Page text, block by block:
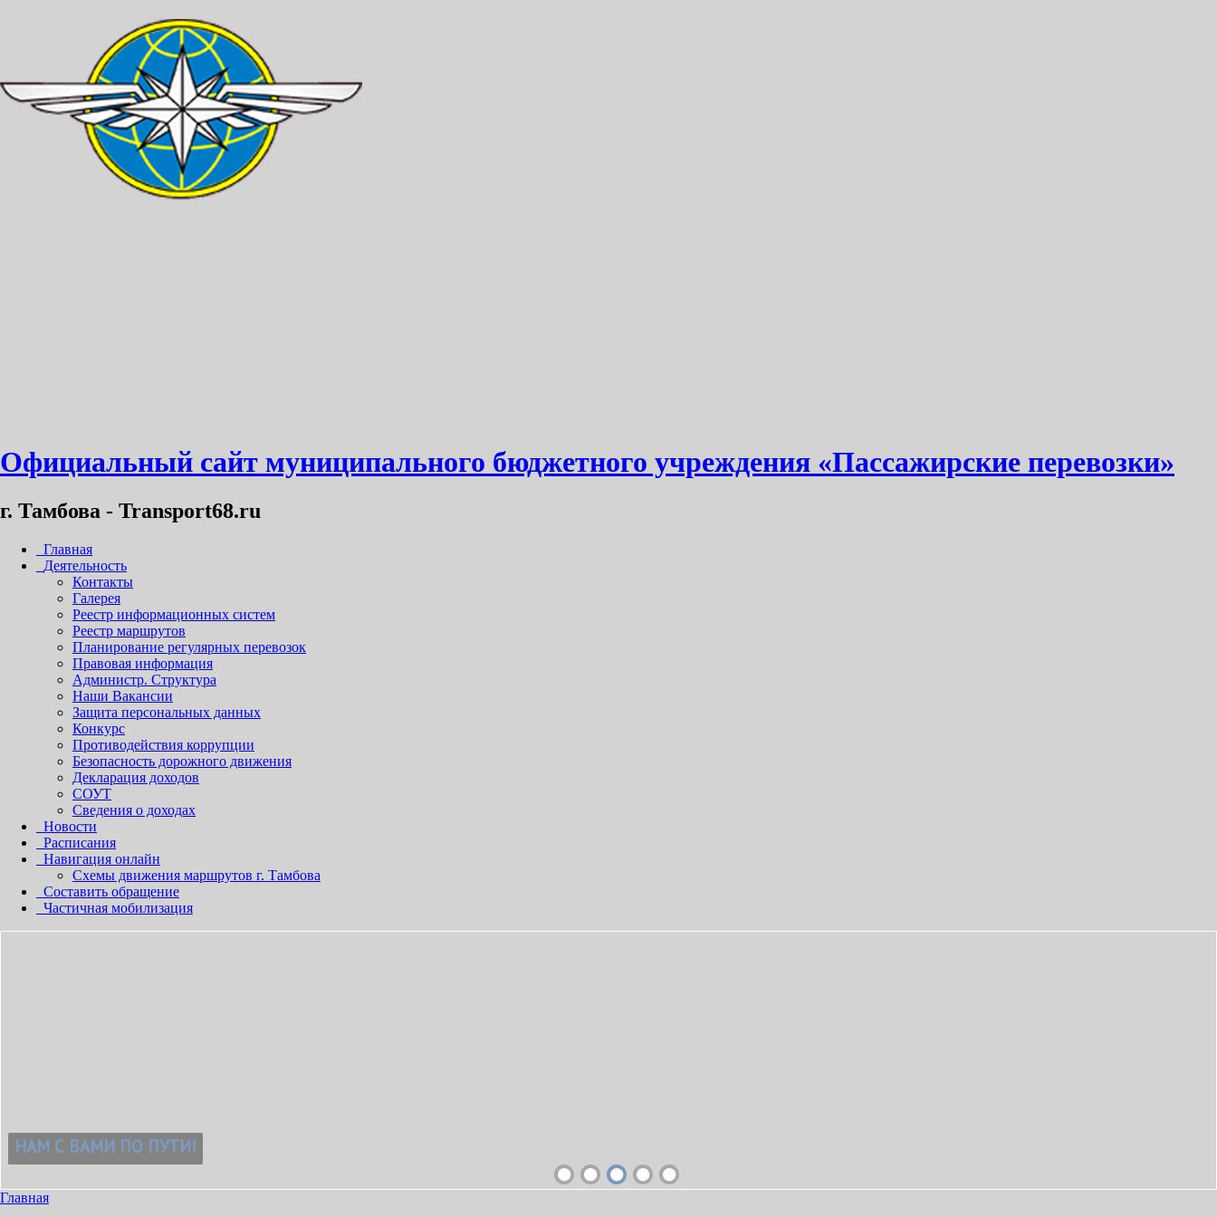
Официальный сайт муниципального бюджетного учреждения «Пассажирские перевозки»
г. Тамбова - Transport68.ru
Главная
Деятельность
Контакты
Галерея
Реестр информационных систем
Реестр маршрутов
Планирование регулярных перевозок
Правовая информация
Администр. Структура
Наши Вакансии
Защита персональных данных
Конкурс
Противодействия коррупции
Безопасность дорожного движения
Декларация доходов
СОУТ
Сведения о доходах
Новости
Расписания
Навигация онлайн
Схемы движения маршрутов г. Тамбова
Составить обращение
Частичная мобилизация
Главная